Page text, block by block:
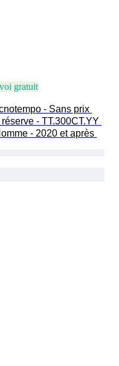
gratuit
- Sans prix
- TT.300CT.YY
- 2020 et après